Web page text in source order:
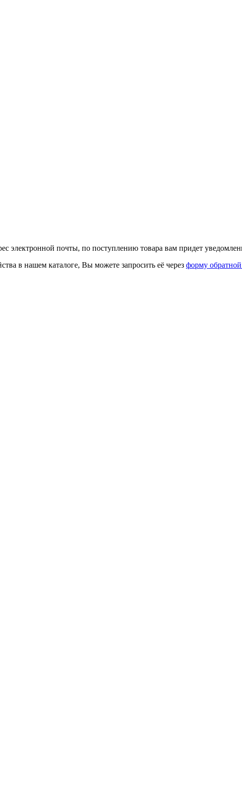
электронной почты, по поступлению товара вам придет
в нашем каталоге, Вы можете запросить её через форму обратной